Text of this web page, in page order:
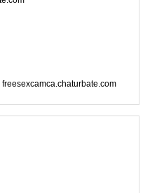
freesexcamca.chaturbate.com